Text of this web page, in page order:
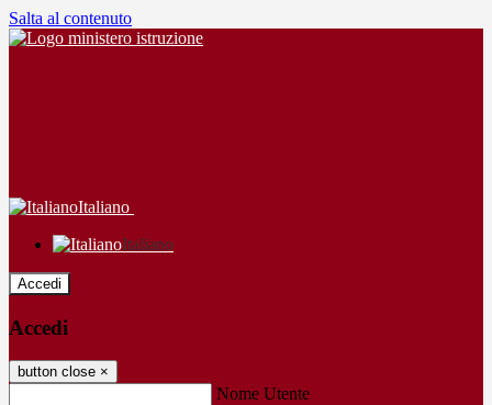
Salta al contenuto
Italiano
Italiano
Accedi
Accedi
button close ×
Nome Utente